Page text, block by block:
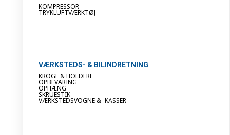
KOMPRESSOR
TRYKLUFTVÆRKTØJ
VÆRKSTEDS- & BILINDRETNING
KROGE & HOLDERE
OPBEVARING
OPHÆNG
SKRUESTIK
VÆRKSTEDSVOGNE & -KASSER